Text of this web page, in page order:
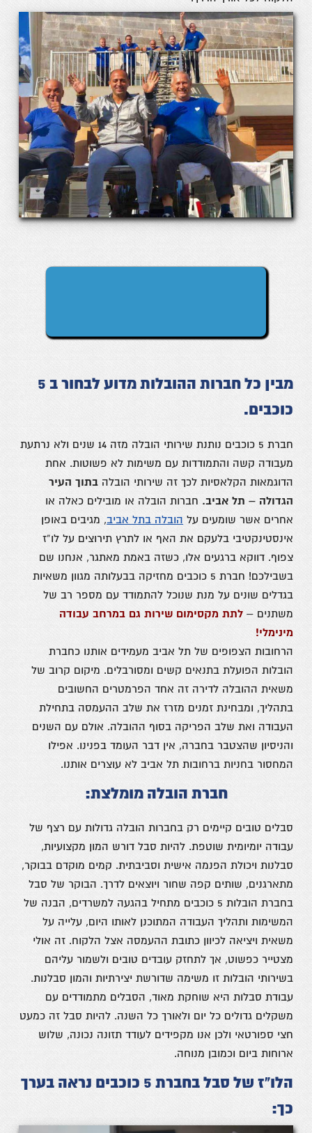
מבין כל חברות ההובלות מדוע לבחור ב 5
כוכבים.
חברת 5 כוכבים נותנת שירותי הובלה מזה 14 שנים ולא נרתעת
מעבודה קשה והתמודדותעם משימות לא פשוטות. אחת
הדוגמאות הקלאסיות לכך זה שירותי הובלה בתוך העיר
הגדולה – תל אביב. חברות הובלה או מובילים כאלה או
אחרים אשר שומעים על הובלה בתל אביב, מגיבים באופן
אינסטינקטיבי בלעקם את האף או לתרץ תירוצים על לו”ז
צפוף. דווקא ברגעים אלו, כשזה באמת מאתגר, אנחנו שם
בשבילכם!
חברת 5 כוכבים מחזיקה בבעלותה מגוון משאיות
בגדלים שונים על מנת שנוכל להתמודד עם מספר רב של
משתנים – לתת מקסימום שירות גם במרחב עבודה
מינימלי!
הרחובות הצפופים של תל אביב מעמידים אותנו כחברת
הובלות הפועלת בתנאים קשים ומסורבלים. מיקום קרוב של
משאית ההובלה לדירה זה אחד הפרמטרים החשובים
בתהליך, ומבחינת זמנים מזרז את שלב ההעמסה בתחילת
העבודה ואת שלב הפריקה בסוף ההובלה. אולם עם השנים
והניסיון שהצטבר בחברה, אין דבר העומד בפנינו. אפילו
המחסור בחניות ברחובות תל אביב לא עוצרים אותנו.
חברת הובלה מומלצת:
סבלים טובים קיימים רק בחברות הובלה גדולות עם רצף של
עבודה יומיומית שוטפת. להיות סבל דורש המון מקצועיות,
סבלנות ויכולת הפנמה אישית וסביבתית. קמים מוקדם בבוקר,
מתארגנים, שותים קפה שחור ויוצאים לדרך. הבוקר של סבל
בחברת הובלות 5 כוכבים מתחיל בהגעה למשרדים, הבנה של
המשימות ותהליך העבודה המתוכנן לאותו היום, עלייה על
משאית ויציאה לכיוון כתובת ההעמסה אצל הלקוח. זה אולי
מצטייר כפשוט, אך לתחזק עובדים טובים ולשמור עליהם
בשירותי הובלות זו משימה שדורשת יצירתיות והמון סבלנות.
עבודת סבלות היא שוחקת מאוד, הסבלים מתמודדים עם
משקלים גדולים כל יום ולאורך כל השנה. להיות סבל זה כמעט
חצי ספורטאי ולכן אנו מקפידים לעודד תזונה נכונה, שלוש
ארוחות ביום וכמובן מנוחה.
הלו”ז של סבל בחברת 5 כוכבים נראה בערך
כך: